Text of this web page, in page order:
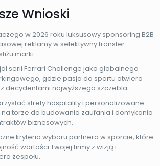
Wnioski
w 2026 roku luksusowy sponsoring B2B
reklamy w selektywny transfer
marki.
serii Ferrari Challenge jako globalnego
gdzie pasja do sportu otwiera
decydentami najwyższego szczebla.
strefy hospitality i personalizowane
torze do budowania zaufania i domykania
biznesowych.
kryteria wyboru partnera w sporcie, które
wartości Twojej firmy z wizją i
zespołu.